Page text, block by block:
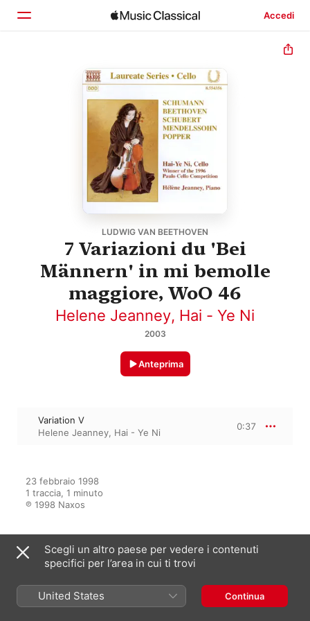
Accedi
LUDWIG VAN BEETHOVEN
7 Variazioni du 'Bei
Männern' in mi bemolle
maggiore, WoO 46
Helene Jeanney, Hai - Ye Ni
2003
Anteprima
Variation V
Helene Jeanney, Hai - Ye Ni
0:37
23 febbraio 1998
1 traccia, 1 minuto
℗ 1998 Naxos
Dall’album
Scegli un altro paese per vedere i contenuti
specifici per l’area in cui ti trovi
United States Continua